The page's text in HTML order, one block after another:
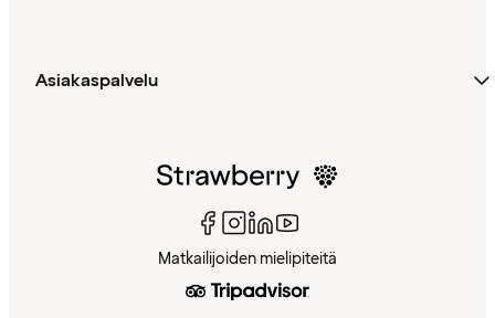
Asiakaspalvelu
Matkailijoiden mielipiteitä